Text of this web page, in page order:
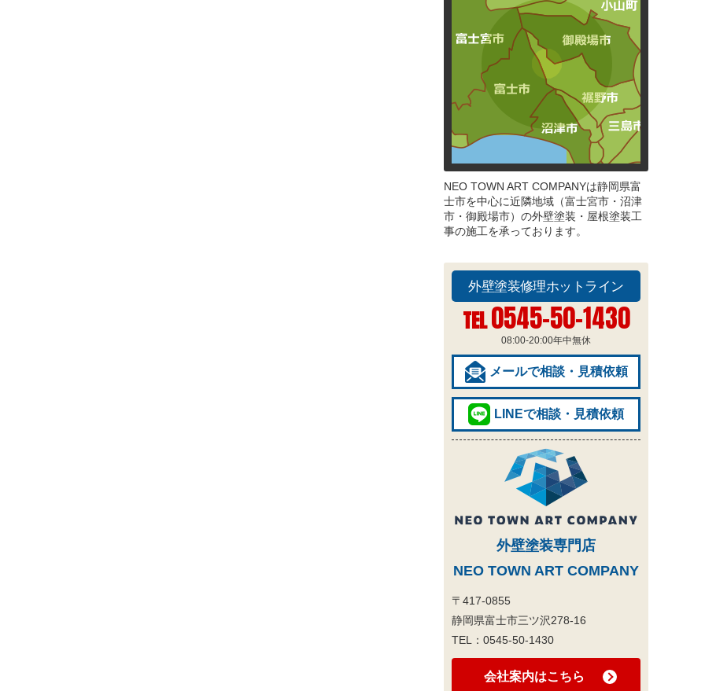
NEO TOWN ART COMPANYは静岡県富
士市を中心に近隣地域（富士宮市・沼津
市・御殿場市）の外壁塗装・屋根塗装工
事の施工を承っております。
外壁塗装修理ホットライン
TEL0545-50-1430
08:00-20:00年中無休
メールで相談・見積依頼
LINEで相談・見積依頼
外壁塗装専門店
NEO TOWN ART COMPANY
〒417-0855
静岡県富士市三ツ沢278-16
TEL： 0545-50-1430
会社案内はこちら